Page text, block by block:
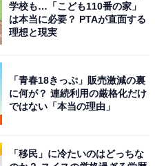
学校も…「こども110番の家」
は本当に必要？ PTAが直面する
理想と現実
「青春18きっぷ」販売激減の裏
に何が？ 連続利用の厳格化だけ
ではない「本当の理由」
「移民」に冷たいのはどっちな